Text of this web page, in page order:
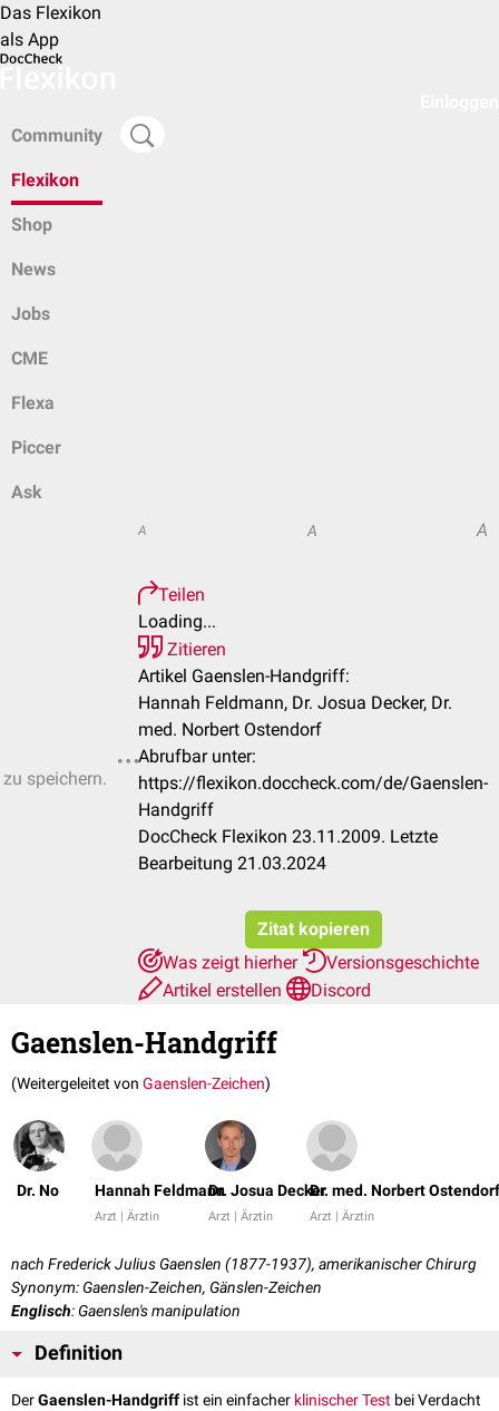
Das Flexikon
als App
Community
Flexikon
Shop
News
Jobs
CME
Flexa
Piccer
Ask
speichern.
A A A
Teilen
Loading...
Zitieren
Artikel Gaenslen-Handgriff:
Hannah Feldmann, Dr. Josua Decker, Dr.
med. Norbert Ostendorf
Abrufbar unter:
https://flexikon.doccheck.com/de/Gaenslen-
Handgriff
DocCheck Flexikon 23.11.2009. Letzte
Bearbeitung 21.03.2024
Zitat kopieren
Was zeigt hierher
Versionsgeschichte
Artikel erstellen
Discord
Gaenslen-Handgriff
(Weitergeleitet von Gaenslen-Zeichen)
Dr. No Hannah Feldmann
Arzt | Ärztin
Dr. Josua Decker
Arzt | Ärztin
Dr. med. Norbert Ostendorf
Arzt | Ärztin
nach Frederick Julius Gaenslen (1877-1937), amerikanischer Chirurg
Synonym: Gaenslen-Zeichen, Gänslen-Zeichen
Englisch: Gaenslen's manipulation
Definition
DerGaenslen-Handgriff ist ein einfacher klinischer Test bei Verdacht